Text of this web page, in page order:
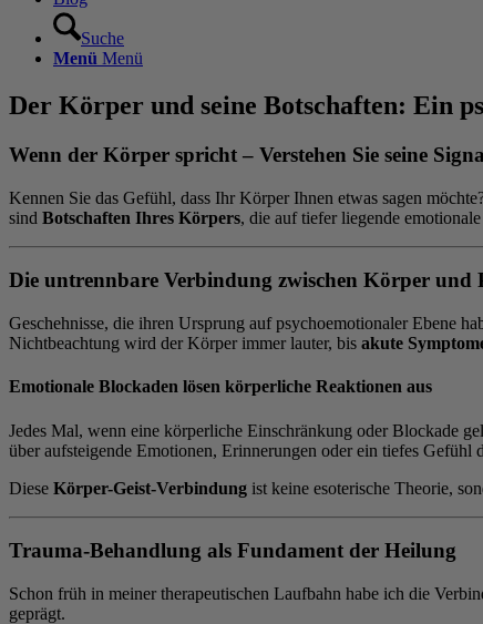
Suche
Menü Menü
Der Körper und seine Botschaften: Ein
Wenn der Körper spricht – Verstehen Sie seine
Kennen Sie das Gefühl, dass Ihr Körper Ihnen etwas sagen
sind Botschaften Ihres Körpers, die auf tiefer liegende
Die untrennbare Verbindung zwischen Körper und
Geschehnisse, die ihren Ursprung auf psychoemotionaler Ebene
Nichtbeachtung wird der Körper immer lauter, bis akute
Emotionale Blockaden lösen körperliche Reaktionen aus
Jedes Mal, wenn eine körperliche Einschränkung oder Blockade
über aufsteigende Emotionen, Erinnerungen oder ein tiefes Gefühl
Diese Körper-Geist-Verbindung ist keine esoterische Theorie,
Trauma-Behandlung als Fundament der Heilung
Schon früh in meiner therapeutischen Laufbahn habe ich die
geprägt.